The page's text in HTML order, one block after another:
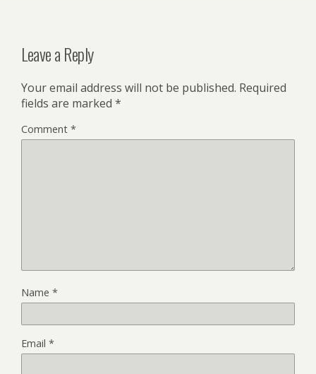
Leave a Reply
Your email address will not be published. Required
fields are marked *
Comment *
Name *
Email *